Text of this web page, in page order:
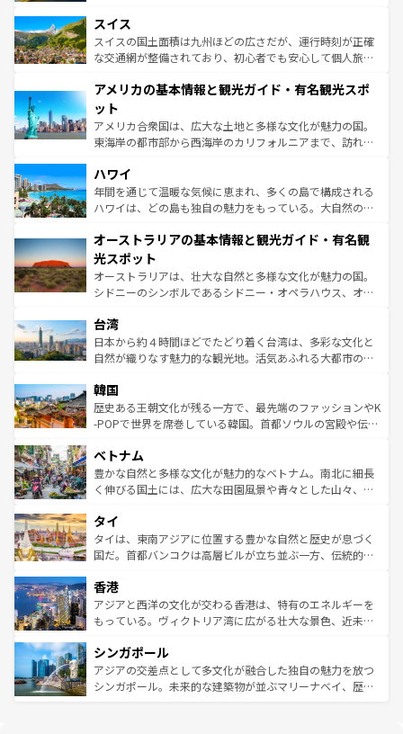
を参照してほしい。
は、お酒好きな人にはぜひ体験してほしい。 なお、新着の
ドイツ情報はコンテンツ一覧を参照してほしい。
リアごとに異なる魅力がある。また、優雅なアフタヌーン
ティー、ビール好きにはたまらない英国パブ、サッカー観
戦など、本場だからこそできる体験も豊富。イギリスを旅
ンツ一覧を参照してほしい。
スイス
スイスの国土面積は九州ほどの広さだが、運行時刻が正確
な交通網が整備されており、初心者でも安心して個人旅行
の建物がそのまま残る町や、スイスならではのユニークな
博物館もあり、アルプス観光だけでなく町歩きも満喫する
ことができる。国民の所得が高いため物価も高いが、旅行
者向けの交通パス提供のサービスもあり、うまく活用すれ
着のスイス情報は
アメリカの基本情報と観光ガイド・有名観光スポ
ット
アメリカ合衆国は、広大な土地と多様な文化が魅力の国。
東海岸の都市部から西海岸のカリフォルニアまで、訪れる
のような巨大都市は、観光、ショッピング、エンターテイ
ンメントが詰まった刺激的なスポットだ。一方、アメリカ
西部には大自然が広がり、グランドキャニオンやイエロー
部のニューオーリンズでは、音楽と美食が融合した独特の
文化が魅力。旅行者はアメリカの各地域で異なる魅力を楽
しみながら、その多様性と豊かな歴史を感じることができ
るだろう。車でのロードトリップや列車の旅も、アメリカ
情報は
ハワイ
年間を通じて温暖な気候に恵まれ、多くの島で構成される
ハワイは、どの島も独自の魅力をもっている。大自然の神
ワイ島は見逃せない。また、定番の観光地といえばオアフ
島だが、静かな自然を求めるならマウイ島やカウアイ島が
おすすめ。エメラルドグリーンに輝く海をはじめ、豊かな
文化や歴史が息づいている。「アロハスピリット」と呼ば
人々、おいしいローカルフードやハワイアンミュージッ
ク、伝統的なフラダンスなど、すべてがハワイの魅力を彩
っている。訪れるたびに新しい発見と感動が待っているハ
はコンテンツ一覧
オーストラリアの基本情報と観光ガイド・有名観
光スポット
オーストラリアは、壮大な自然と多様な文化が魅力の国。
シドニーのシンボルであるシドニー・オペラハウス、オー
リアリーフや大陸中央部にそびえるウルル（エアーズロッ
ク）、タスマニアの美しい原生林やケアンズの熱帯雨林な
ど、見どころがたくさん。また、カフェやワイン、オージ
いる。アクティビティも充実しており、サーフィンやダイ
ビング、ハイキングなど、アウトドア好きにはたまらな
い。オーストラリアの多彩な魅力を存分に味わいつくそ
参照してほしい。
台湾
日本から約４時間ほどでたどり着く台湾は、多彩な文化と
自然が織りなす魅力的な観光地。活気あふれる大都市の台
ン）、静ひつな山岳地帯である台湾東部など、都市の喧騒
と山間の静けさが共存しており、訪れる人に新しい発見と
驚きをもたらしてくれる。また、奥深い台湾の食文化も魅
容にもいいと評判のスイーツなど、バラエティ豊かな料理
が味わえる。 なお、新着の台湾情報は コンテンツ一覧を参
照してほしい。
韓国
歴史ある王朝文化が残る一方で、最先端のファッションやK
-POPで世界を席巻している韓国。首都ソウルの宮殿や伝統
き、地方に足を延ばせば四季折々の自然美を楽しむことが
できる。そして、キムチや焼肉、絶品のストリートフード
まで、さまざまな韓国料理が待っている。夜には、韓国な
リティに包まれながら、韓国の多彩な魅力を心ゆくまで味
わってみてほしい。 なお、新着の韓国情報はコンテンツ一
覧を参照してほしい。
ベトナム
豊かな自然と多様な文化が魅力的なベトナム。南北に細長
く伸びる国土には、広大な田園風景や青々とした山々、世
急速な発展と共に伝統が息づく。ハノイの古い町並みやホ
ーチミン市のフランス統治時代の建物も、独特の雰囲気を
醸し出している。また、バラエティの豊かさとおいしさで
とつ。フォーやバインミー、ベトナムコーヒーなどは、ぜ
ひ現地で味わいたい。どの地域を訪れてもあたたかい人々
が旅行者を迎えてくれるので、きっと忘れられない旅にな
参照してほしい。
タイ
タイは、東南アジアに位置する豊かな自然と歴史が息づく
国だ。首都バンコクは高層ビルが立ち並ぶ一方、伝統的な
の活気が交差している。北部ではチェンマイなどの山岳地
帯で自然と触れ合い、南部ではプーケットやクラビの美し
いビーチでリゾート気分を楽しむことができる。タイ料理
激する。気候は一年中温暖で、どの季節にも異なる楽しみ
が待っている。親しみやすいタイの人々、仏教を中心とし
た文化、そして多様な観光資源が、訪れる旅人を魅了し続
香港
アジアと西洋の文化が交わる香港は、特有のエネルギーを
もっている。ヴィクトリア湾に広がる壮大な景色、近未来
み、どこを訪れても感動するはず。観光スポットが密集し
ており、効率よく見どころを回れるのも魅力。息をのむよ
うな絶景から文化的な体験まで、香港を存分に楽しみ尽く
シンガポール
アジアの交差点として多文化が融合した独自の魅力を放つ
シンガポール。未来的な建築物が並ぶマリーナベイ、歴史